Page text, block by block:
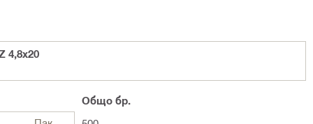
4,8x20
Общо бр.